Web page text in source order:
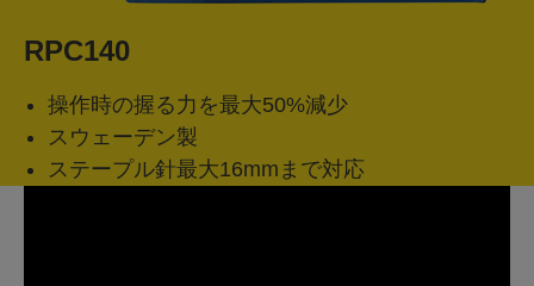
RPC140
操作時の握る力を最大50%減少
スウェーデン製
ステープル針最大16mmまで対応